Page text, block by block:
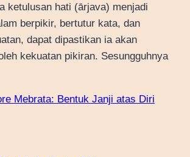
ketulusan hati (ārjava) menjadi
berpikir, bertutur kata, dan
dapat dipastikan ia akan
kekuatan pikiran. Sesungguhnya
Mebrata: Bentuk Janji atas Diri